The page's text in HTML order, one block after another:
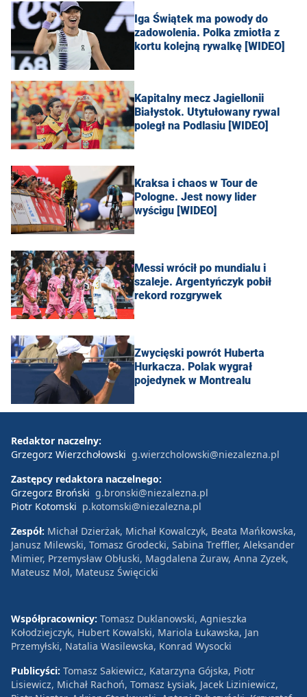
Iga Świątek ma powody do
zadowolenia. Polka zmiotła z
kortu kolejną rywalkę [WIDEO]
Kapitalny mecz Jagiellonii
Białystok. Utytułowany rywal
poległ na Podlasiu [WIDEO]
Kraksa i chaos w Tour de
Pologne. Jest nowy lider
wyścigu [WIDEO]
Messi wrócił po mundialu i
szaleje. Argentyńczyk pobił
rekord rozgrywek
Zwycięski powrót Huberta
Hurkacza. Polak wygrał
pojedynek w Montrealu
Redaktor naczelny:
Grzegorz Wierzchołowski g.wierzcholowski@niezalezna.pl
Zastępcy redaktora naczelnego:
Grzegorz Broński g.bronski@niezalezna.pl
Piotr Kotomski p.kotomski@niezalezna.pl
Zespół: Michał Dzierżak, Michał Kowalczyk, Beata Mańkowska,
Janusz Milewski, Tomasz Grodecki, Sabina Treffler, Aleksander
Mimier, Przemysław Obłuski, Magdalena Żuraw, Anna Zyzek,
Mateusz Mol, Mateusz Święcicki
Współpracownicy: Tomasz Duklanowski, Agnieszka
Kołodziejczyk, Hubert Kowalski, Mariola Łukawska, Jan
Przemyłski, Natalia Wasilewska, Konrad Wysocki
Publicyści: Tomasz Sakiewicz, Katarzyna Gójska, Piotr
Lisiewicz, Michał Rachoń, Tomasz Łysiak, Jacek Liziniewicz,